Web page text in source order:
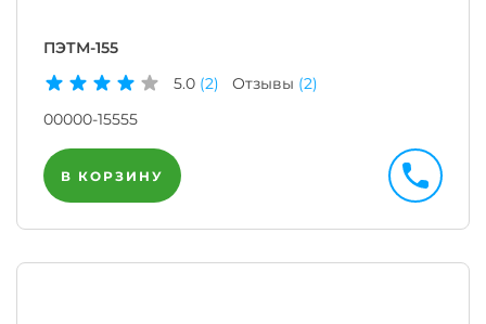
ПЭТМ-155
5.0 (2) Отзывы (2)
00000-15555
В КОРЗИНУ